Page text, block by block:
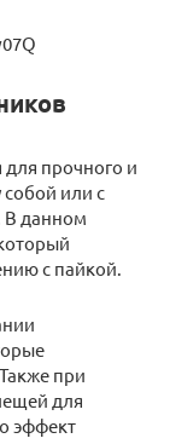
прочного и
или с
В данном
с пайкой.
при
для
эффект